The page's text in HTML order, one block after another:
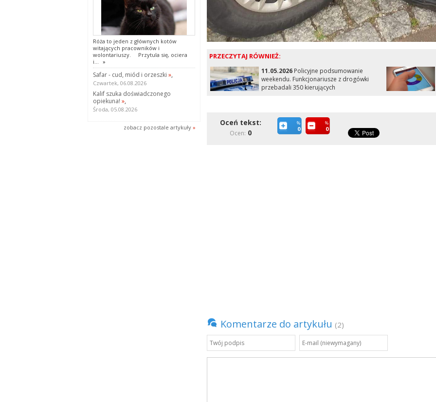
Róża to jeden z głównych kotów
witających pracowników i
wolontariuszy. Przytula się, ociera
i... »
Safar - cud, miód i orzeszki »,
Czwartek, 06.08.2026
Kalif szuka doświadczonego
opiekuna! »,
Środa, 05.08.2026
zobacz pozostale artykuły »
PRZECZYTAJ RÓWNIEŻ:
11.05.2026Policyjne podsumowanie
weekendu. Funkcjonariusze z drogówki
przebadali 350 kierujących
Oceń tekst:
Ocen: 0
%
0
%
0
Komentarze do artykułu (2)